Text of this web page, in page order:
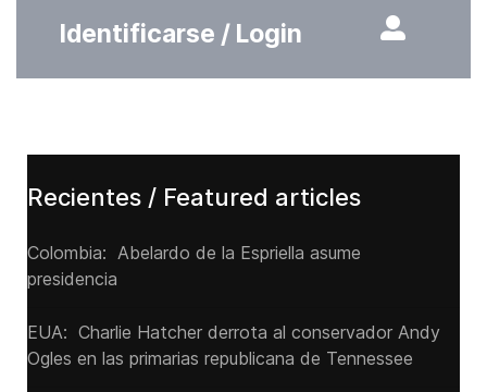
Identificarse / Login
Recientes / Featured articles
Colombia: Abelardo de la Espriella asume
presidencia
EUA: Charlie Hatcher derrota al conservador Andy
Ogles en las primarias republicana de Tennessee